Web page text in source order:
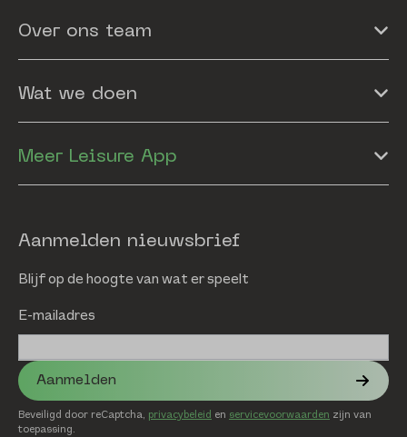
Over ons team
Wat we doen
Meer Leisure App
Aanmelden nieuwsbrief
Blijf op de hoogte van wat er speelt
E-mailadres
Aanmelden
Beveiligd door reCaptcha, privacybeleid en servicevoorwaarden zijn van
toepassing.